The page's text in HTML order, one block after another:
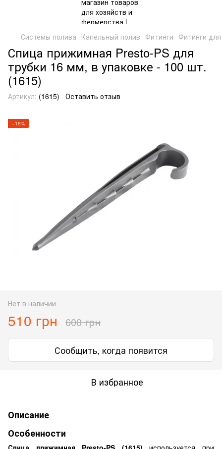
Системы полива Капельный полив Фитинги Фитинги
Спица прижимная Presto-PS для
трубки 16 мм, в упаковке - 100 шт.
(1615)
Артикул: (1615) Оставить отзыв
−15%
Нет в наличии
510 грн 600 грн
Сообщить, когда появится
В избранное
Описание
Особенности